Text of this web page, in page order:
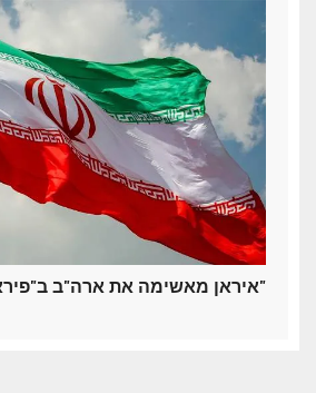
איראן מאשימה את ארה"ב ב"פיראטיות"